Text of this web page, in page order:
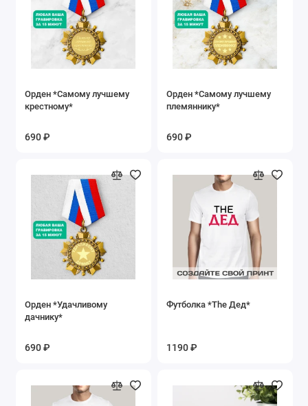
Орден *Самому лучшему
крестному*
690 ₽
Орден *Самому лучшему
племяннику*
690 ₽
Орден *Удачливому
дачнику*
690 ₽
Футболка *The Дед*
1190 ₽